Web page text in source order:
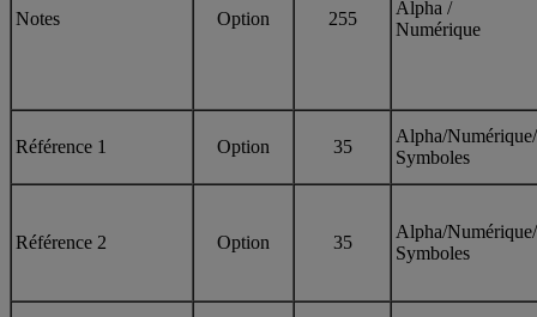
Notes Option 255
Alpha /
Numérique
Référence 1 Option 35
Alpha/Numérique/
Symboles
Référence 2 Option 35
Alpha/Numérique/
Symboles